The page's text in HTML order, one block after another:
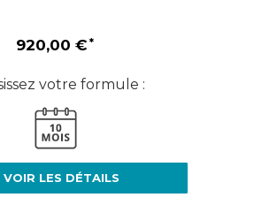
920,00 €
votre formule :
VOIR LES DÉTAILS